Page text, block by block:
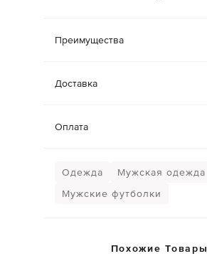
Преимущества
Доставка
Оплата
Одежда
Мужская одежда
Мужские футболки
Похожие Товары